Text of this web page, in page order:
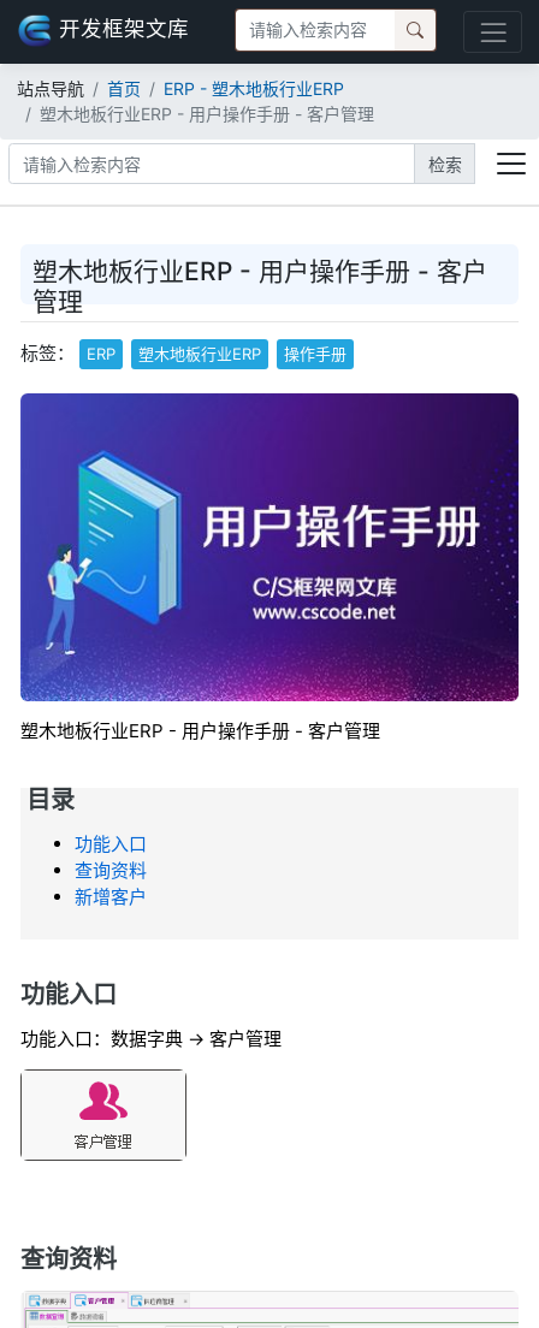
开发框架文库
站点导航 首页
ERP - 塑木地板行业ERP
塑木地板行业ERP - 用户操作手册 - 客户管理
检索
塑木地板行业ERP - 用户操作手册 - 客户
管理
标签： ERP 塑木地板行业ERP 操作手册
塑木地板行业ERP - 用户操作手册 - 客户管理
目录
功能入口
查询资料
新增客户
功能入口
功能入口：数据字典 -> 客户管理
查询资料